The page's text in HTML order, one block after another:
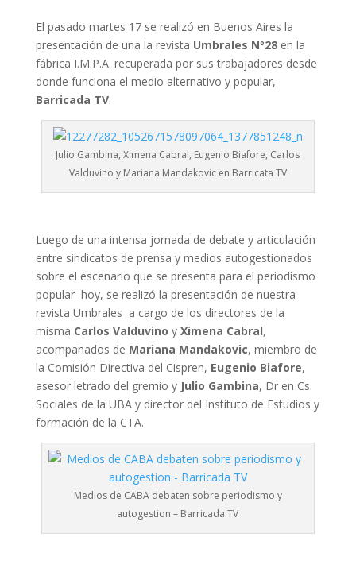
El pasado martes 17 se realizó en Buenos Aires la
presentación de una la revista Umbrales Nº28en la
fábrica I.M.P.A. recuperada por sus trabajadores desde
donde funciona el medio alternativo y popular,
Barricada TV.
Julio Gambina, Ximena Cabral, Eugenio Biafore, Carlos
Valduvino y Mariana Mandakovic en Barricata TV
Luego de una intensa jornada de debate y articulación
entre sindicatos de prensa y medios autogestionados
sobre el escenario que se presenta para el periodismo
popular hoy, se realizó la presentación de nuestra
revista Umbrales a cargo de los directores de la
misma Carlos Valduvino y Ximena Cabral,
acompañados de Mariana Mandakovic, miembro de
la Comisión Directiva del Cispren, Eugenio Biafore,
asesor letrado del gremio y Julio Gambina, Dr en Cs.
Sociales de la UBA y director del Instituto de Estudios y
formación de la CTA.
Medios de CABA debaten sobre periodismo y
autogestion – Barricada TV